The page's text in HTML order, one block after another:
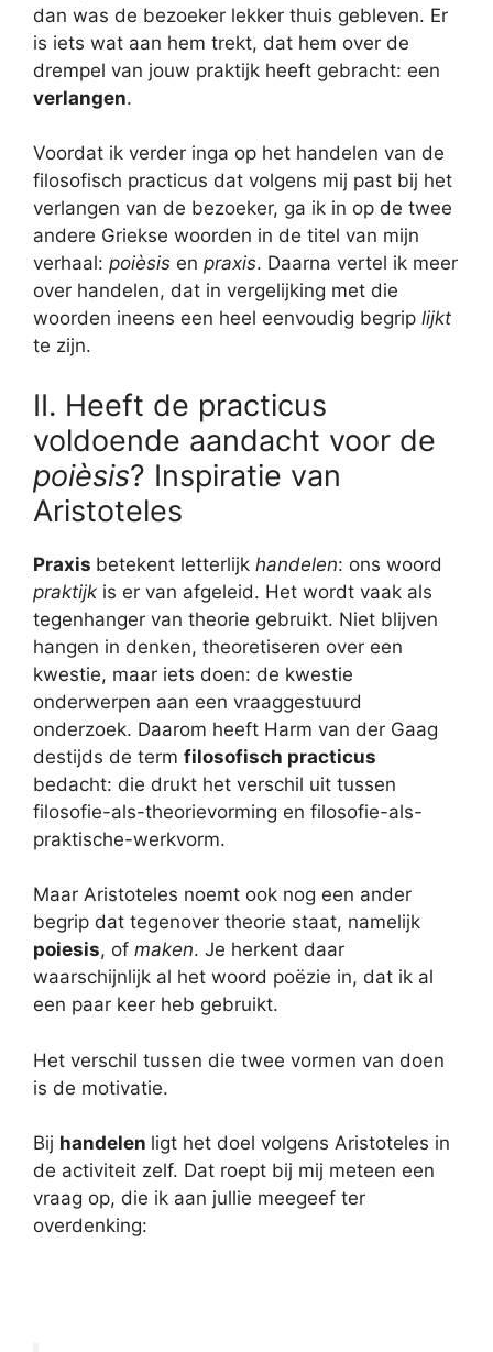
dan was de bezoeker lekker thuis gebleven. Er
is iets wat aan hem trekt, dat hem over de
drempel van jouw praktijk heeft gebracht: een
verlangen.
Voordat ik verder inga op het handelen van de
filosofisch practicus dat volgens mij past bij het
verlangen van de bezoeker, ga ik in op de twee
andere Griekse woorden in de titel van mijn
verhaal: poièsis en praxis. Daarna vertel ik meer
over handelen, dat in vergelijking met die
woorden ineens een heel eenvoudig begrip lijkt
te zijn.
II. Heeft de practicus
voldoende aandacht voor de
poièsis? Inspiratie van
Aristoteles
Praxis betekent letterlijk handelen: ons woord
praktijk is er van afgeleid. Het wordt vaak als
tegenhanger van theorie gebruikt. Niet blijven
hangen in denken, theoretiseren over een
kwestie, maar iets doen: de kwestie
onderwerpen aan een vraaggestuurd
onderzoek. Daarom heeft Harm van der Gaag
destijds de term filosofisch practicus
bedacht: die drukt het verschil uit tussen
filosofie-als-theorievorming en filosofie-als-
praktische-werkvorm.
Maar Aristoteles noemt ook nog een ander
begrip dat tegenover theorie staat, namelijk
poiesis, of maken. Je herkent daar
waarschijnlijk al het woord poëzie in, dat ik al
een paar keer heb gebruikt.
Het verschil tussen die twee vormen van doen
is de motivatie.
Bij handelen ligt het doel volgens Aristoteles in
de activiteit zelf. Dat roept bij mij meteen een
vraag op, die ik aan jullie meegeef ter
overdenking: